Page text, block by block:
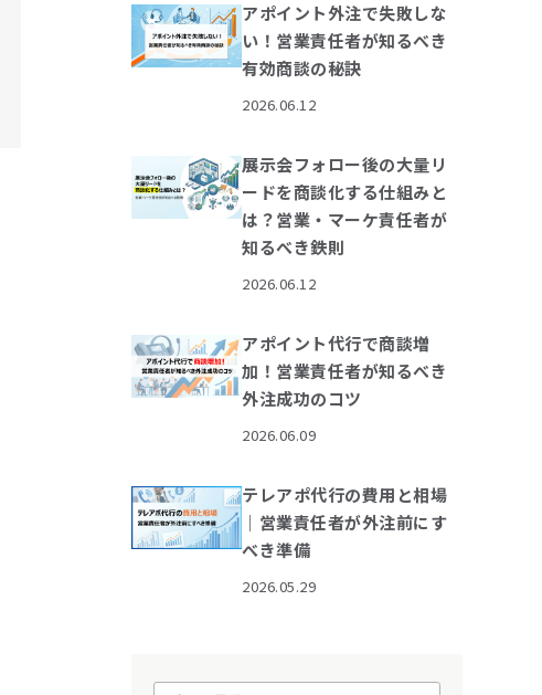
アポイント外注で失敗しな
い！営業責任者が知るべき
有効商談の秘訣
2026.06.12
展示会フォロー後の大量リ
ードを商談化する仕組みと
は？営業・マーケ責任者が
知るべき鉄則
2026.06.12
アポイント代行で商談増
加！営業責任者が知るべき
外注成功のコツ
2026.06.09
テレアポ代行の費用と相場
｜営業責任者が外注前にす
べき準備
2026.05.29